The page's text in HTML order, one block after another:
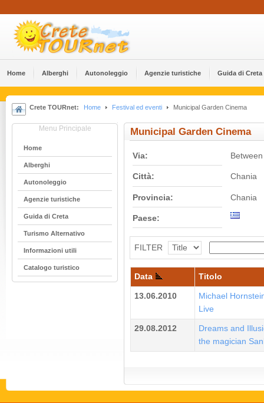
Home Alberghi Αutonoleggio Agenzie turistiche Guida di Creta
Crete TOURnet: Home Festival ed eventi Municipal Garden Cinema
Menu Principale
Home
Alberghi
Αutonoleggio
Agenzie turistiche
Guida di Creta
Turismo Alternativo
Informazioni utili
Catalogo turistico
Municipal Garden Cinema
Via:
Città: Chania
Provincia: Chania
Paese:
FILTER
Data Titolo
13.06.2010
Michael
Live
29.08.2012
Dreams and
the magician